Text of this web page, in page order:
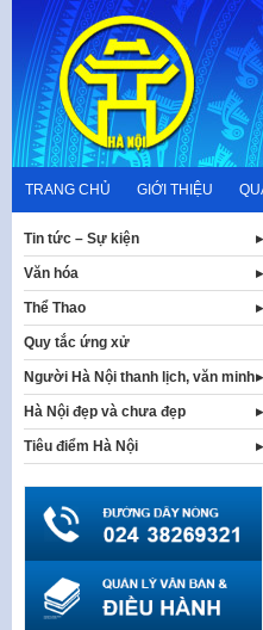
content
TRANG CHỦ GIỚI THIỆU
Tin tức – Sự kiện
Văn hóa
Thể Thao
Quy tắc ứng xử
Người Hà Nội thanh lịch, văn minh
Hà Nội đẹp và chưa đẹp
Tiêu điểm Hà Nội